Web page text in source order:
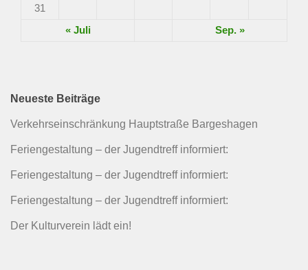
31
« Juli
Sep. »
Neueste Beiträge
Verkehrseinschränkung Hauptstraße Bargeshagen
Feriengestaltung – der Jugendtreff informiert:
Feriengestaltung – der Jugendtreff informiert:
Feriengestaltung – der Jugendtreff informiert:
Der Kulturverein lädt ein!